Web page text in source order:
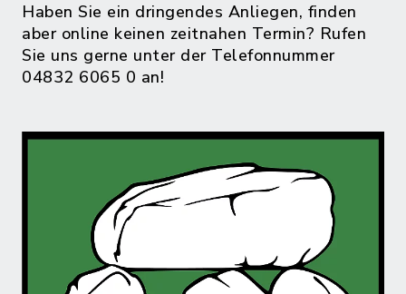
Haben Sie ein dringendes Anliegen, finden
aber online keinen zeitnahen Termin? Rufen
Sie uns gerne unter der Telefonnummer
04832 6065 0 an!